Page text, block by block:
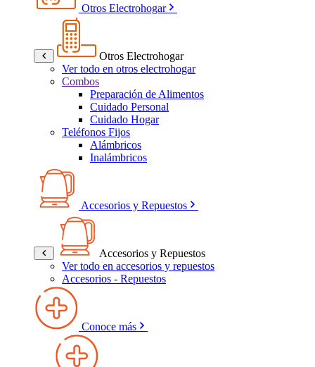
Otros Electrohogar
Otros Electrohogar
Ver todo en otros electrohogar
Combos
Preparación de Alimentos
Cuidado Personal
Cuidado Hogar
Teléfonos Fijos
Alámbricos
Inalámbricos
Accesorios y Repuestos
Accesorios y Repuestos
Ver todo en accesorios y repuestos
Accesorios - Repuestos
Conoce más